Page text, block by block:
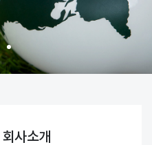
회사소개